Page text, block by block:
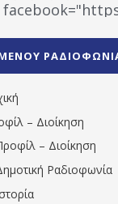
– Διοίκηση
– Διοίκηση
Ραδιοφωνία